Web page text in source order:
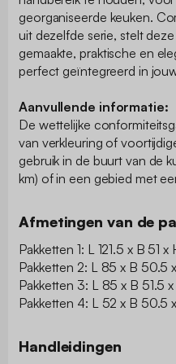
georganiseerde keuken.
uit dezelfde serie, stelt
gemaakte, praktische en
perfect geïntegreerd in
Aanvullende informatie:
De wettelijke
van verkleuring of
gebruik in de buurt van de
km) of in een gebied met
Afmetingen van de
Pakketten 1: L 121.5 x B 51
Pakketten 2: L 85 x B 50.5
Pakketten 3: L 85 x B 51.5
Pakketten 4: L 52 x B 50.5
Handleidingen